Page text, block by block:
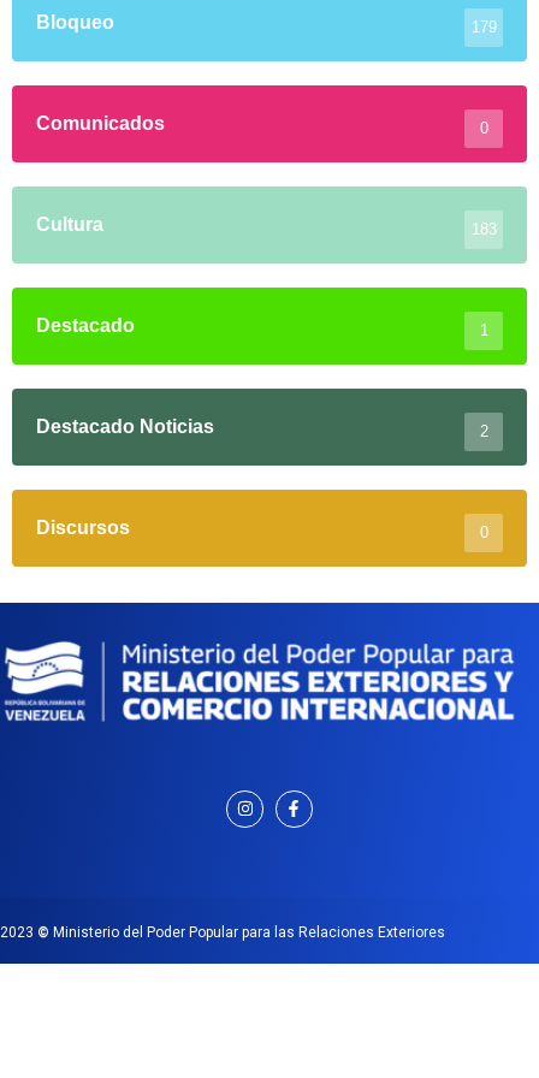
Bloqueo 179
Comunicados 0
Cultura 183
Destacado 1
Destacado Noticias 2
Discursos 0
2023 © Ministerio del Poder Popular para las Relaciones Exteriores